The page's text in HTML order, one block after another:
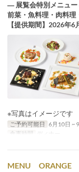
― 展覧会特別メニュ
前菜・魚料理・肉料理
【提供期間】2026年6
※写真はイメージです
ご予約可能日 6月10日 ~
食事時間
ディナー
MENU ORANGE